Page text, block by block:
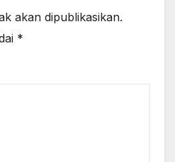
akan dipublikasikan.
*